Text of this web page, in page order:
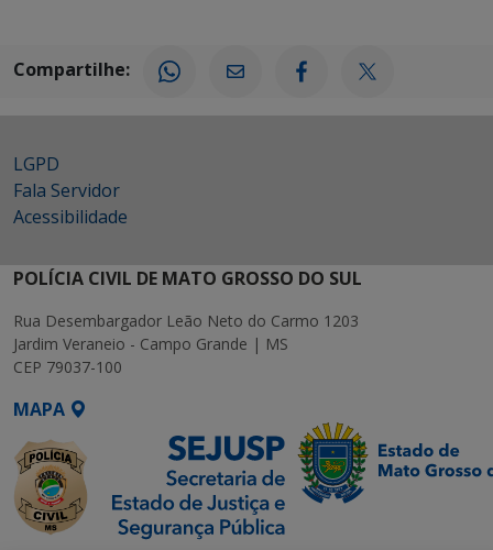
Compartilhe:
LGPD
Fala Servidor
Acessibilidade
POLÍCIA CIVIL DE MATO GROSSO DO SUL
Rua Desembargador Leão Neto do Carmo 1203
Jardim Veraneio - Campo Grande | MS
CEP 79037-100
MAPA